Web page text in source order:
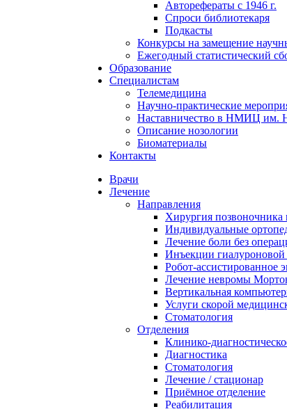
Авторефераты с 1946 г.
Спроси библиотекаря
Подкасты
Конкурсы на замещение
Ежегодный статистический
Образование
Специалистам
Телемедицина
Научно-практические
Наставничество в НМИЦ им.
Описание нозологии
Биоматериалы
Контакты
Врачи
Лечение
Направления
Хирургия позвоночника
Индивидуальные
Лечение боли без
Инъекции гиалуроновой
Робот-ассистированное
Лечение невромы
Вертикальная
Услуги скорой
Стоматология
Отделения
Клинико-
Диагностика
Стоматология
Лечение / стационар
Приёмное отделение
Реабилитация